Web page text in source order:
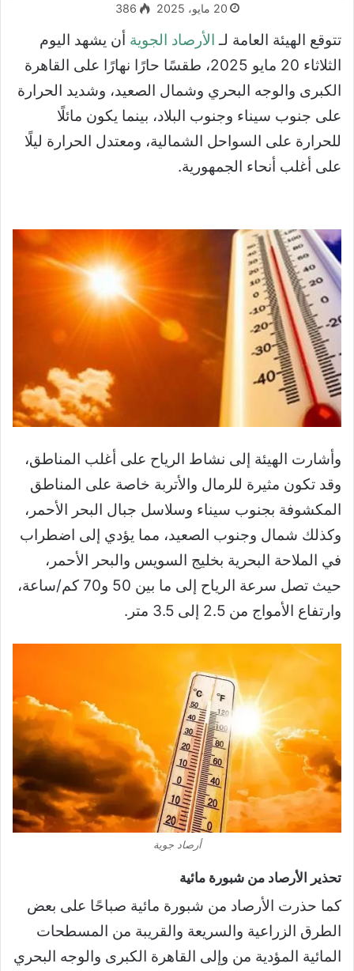
20 مايو، 2025 386
تتوقع الهيئة العامة لـ الأرصاد الجوية أن يشهد اليوم
الثلاثاء 20 مايو 2025، طقسًا حارًا نهارًا على القاهرة
الكبرى والوجه البحري وشمال الصعيد، وشديد الحرارة
على جنوب سيناء وجنوب البلاد، بينما يكون مائلًا
للحرارة على السواحل الشمالية، ومعتدل الحرارة ليلًا
على أغلب أنحاء الجمهورية.
وأشارت الهيئة إلى نشاط الرياح على أغلب المناطق،
وقد تكون مثيرة للرمال والأتربة خاصة على المناطق
المكشوفة بجنوب سيناء وسلاسل جبال البحر الأحمر،
وكذلك شمال وجنوب الصعيد، مما يؤدي إلى اضطراب
في الملاحة البحرية بخليج السويس والبحر الأحمر،
حيث تصل سرعة الرياح إلى ما بين 50 و70 كم/ساعة،
وارتفاع الأمواج من 2.5 إلى 3.5 متر.
أرصاد جوية
تحذير الأرصاد من شبورة مائية
كما حذرت الأرصاد من شبورة مائية صباحًا على بعض
الطرق الزراعية والسريعة والقريبة من المسطحات
المائية المؤدية من وإلى القاهرة الكبرى والوجه البحري